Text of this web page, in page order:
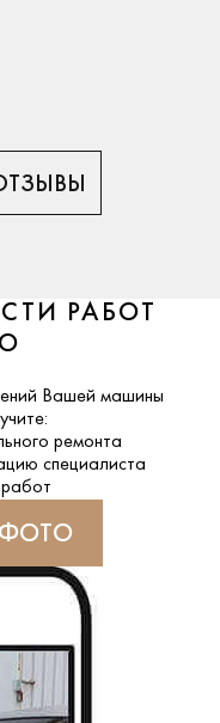
РАБОТ
Вашей машины
ремонта
специалиста